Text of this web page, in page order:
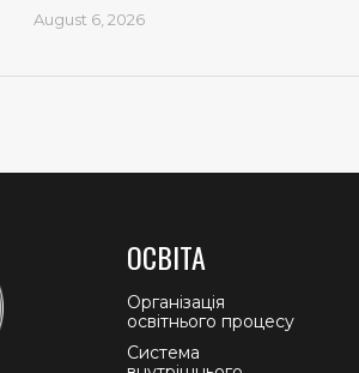
August 6, 2026
ОСВІТА
Організація
освітнього процесу
Система